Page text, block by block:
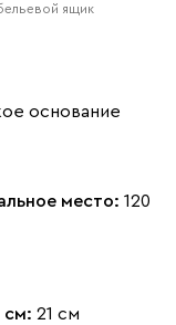
ящик
основание
место: 120
см: 21 см